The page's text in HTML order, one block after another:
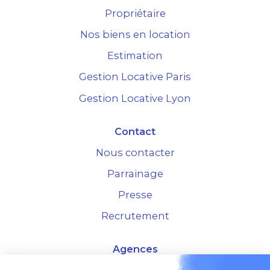
Propriétaire
Nos biens en location
Estimation
Gestion Locative Paris
Gestion Locative Lyon
Contact
Nous contacter
Parrainage
Presse
Recrutement
Agences